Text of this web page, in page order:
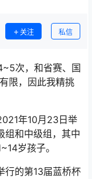
关注 私信
次，和省赛、国
限，因此我精挑
年10月23日举
组和中级组，其中
岁孩子。
行的第13届蓝桥杯